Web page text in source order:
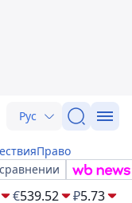
Рус
Право
€539.52 ₽5.73